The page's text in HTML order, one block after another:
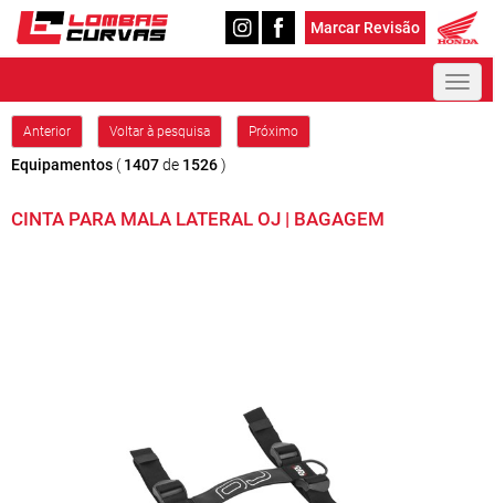
Marcar Revisão
Anterior Voltar à pesquisa Próximo
Equipamentos (1407de 1526)
CINTA PARA MALA LATERAL OJ | BAGAGEM